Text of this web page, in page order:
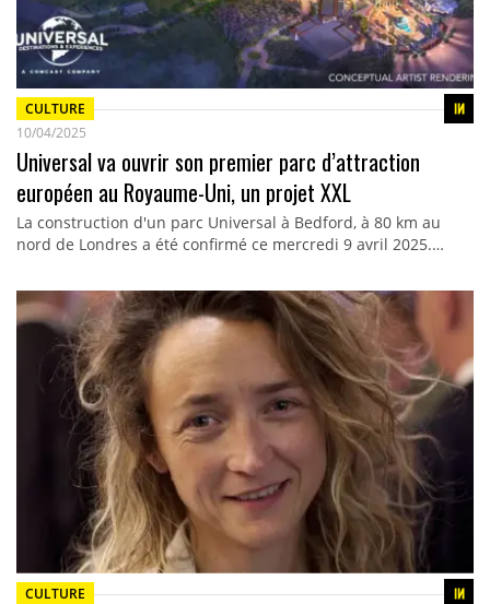
CULTURE
10/04/2025
Universal va ouvrir son premier parc d’attraction
européen au Royaume-Uni, un projet XXL
La construction d'un parc Universal à Bedford, à 80 km au
nord de Londres a été confirmé ce mercredi 9 avril 2025.…
CULTURE